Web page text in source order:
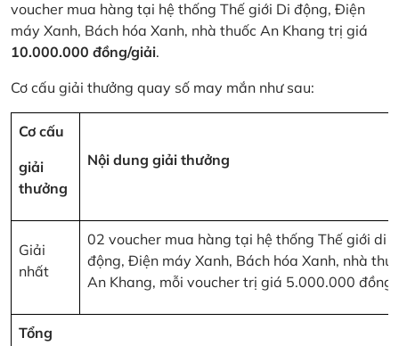
voucher mua hàng tại hệ thống Thế giới Di động, Điện
máy Xanh, Bách hóa Xanh, nhà thuốc An Khang trị giá
10.000.000 đồng/giải.
Cơ cấu giải thưởng quay số may mắn như sau:
Cơ cấu
giải
thưởng
Nội dung giải thưởng
Giải
nhất
02 voucher mua hàng tại hệ thống Thế giới di
động, Điện máy Xanh, Bách hóa Xanh, nhà
An Khang, mỗi voucher trị giá 5.000.000 đồng
Tổng